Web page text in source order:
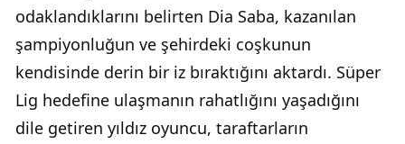
odaklandıklarını belirten Dia Saba, kazanılan
şampiyonluğun ve şehirdeki coşkunun
kendisinde derin bir iz bıraktığını aktardı. Süper
Lig hedefine ulaşmanın rahatlığını yaşadığını
dile getiren yıldız oyuncu, taraftarların